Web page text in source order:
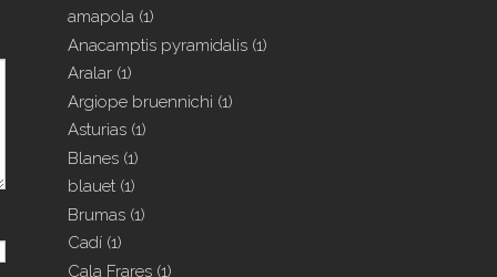
amapola (1)
Anacamptis pyramidalis (1)
Aralar (1)
Argiope bruennichi (1)
Asturias (1)
Blanes (1)
blauet (1)
Brumas (1)
Cadí (1)
Cala Frares (1)